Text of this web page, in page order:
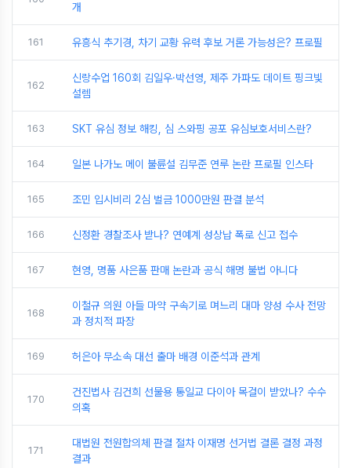
개
161 유흥식 추기경, 차기 교황 유력 후보 거론 가능성은? 프로필
162
신랑수업 160회 김일우·박선영, 제주 가파도 데이트 핑크빛
설렘
163 SKT 유심 정보 해킹, 심 스와핑 공포 유심보호서비스란?
164 일본 나가노 메이 불륜설 김무준 연루 논란 프로필 인스타
165 조민 입시비리 2심 벌금 1000만원 판결 분석
166 신정환 경찰조사 받나? 연예계 성상납 폭로 신고 접수
167 현영, 명품 사은품 판매 논란과 공식 해명 불법 아니다
168
이철규 의원 아들 마약 구속기로 며느리 대마 양성 수사 전망
과 정치적 파장
169 허은아 무소속 대선 출마 배경 이준석과 관계
170
건진법사 김건희 선물용 통일교 다이아 목걸이 받았나? 수수
의혹
171
대법원 전원합의체 판결 절차 이재명 선거법 결론 결정 과정
결과